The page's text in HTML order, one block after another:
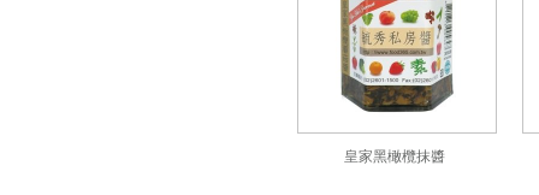
皇家黑橄欖抹醬